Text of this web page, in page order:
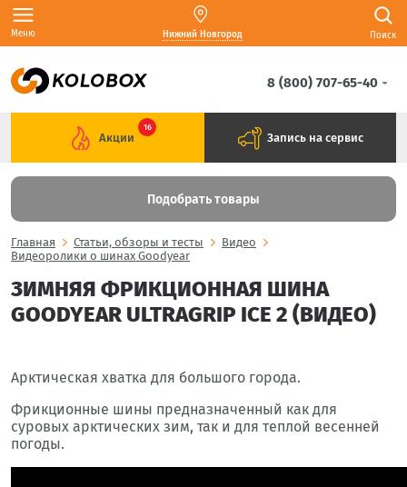
Меню Нижний Новгород Поиск
8 (800) 707-65-40
Акции
16
Запись на сервис
Подобрать товары
Главная Статьи, обзоры и тесты
Видео
Видеоролики о шинах Goodyear
ЗИМНЯЯ ФРИКЦИОННАЯ ШИНА
GOODYEAR ULTRAGRIP ICE 2 (ВИДЕО)
Арктическая хватка для большого города.
Фрикционные шины предназначенный как для
суровых арктических зим, так и для теплой весенней
погоды.